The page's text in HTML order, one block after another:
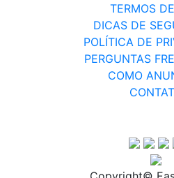
TERMOS
DICAS DE
POLÍTICA DE
PERGUNTAS
COMO